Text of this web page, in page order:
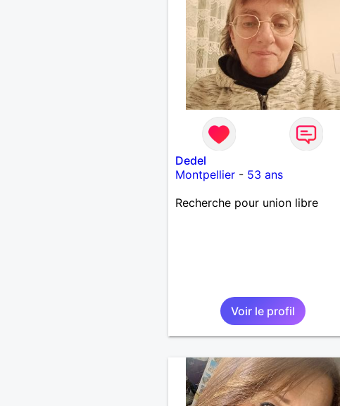
Dedel
Montpellier- 53 ans
Recherche pour union libre
Voir le profil